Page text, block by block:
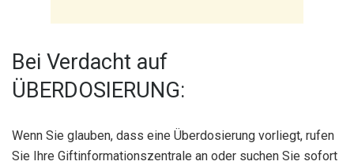
Bei Verdacht auf
ÜBERDOSIERUNG:
Wenn Sie glauben, dass eine Überdosierung vorliegt, rufen
Sie Ihre Giftinformationszentrale an oder suchen Sie sofort